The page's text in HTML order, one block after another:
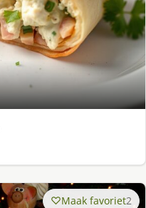
Maak favoriet2